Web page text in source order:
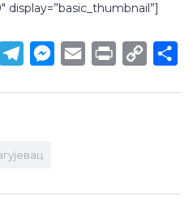
display=”basic_thumbnail”]
WhatsAppTelegramMessenger
Email Print
Copy